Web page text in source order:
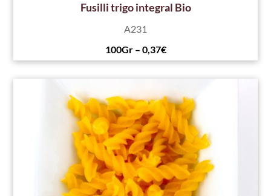
Fusilli trigo integral Bio
A231
100Gr – 0,37€